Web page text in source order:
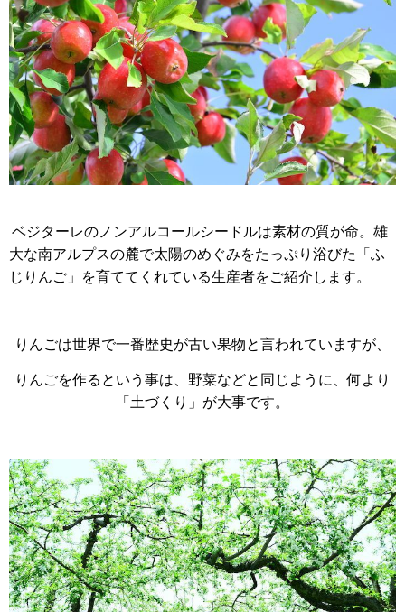
ベジターレのノンアルコールシードルは素材の質が命。雄
大な南アルプスの麓で太陽のめぐみをたっぷり浴びた「ふ
じりんご」を育ててくれている生産者をご紹介します。
りんごは世界で一番歴史が古い果物と言われていますが、
りんごを作るという事は、野菜などと同じように、何より
「土づくり」が大事です。